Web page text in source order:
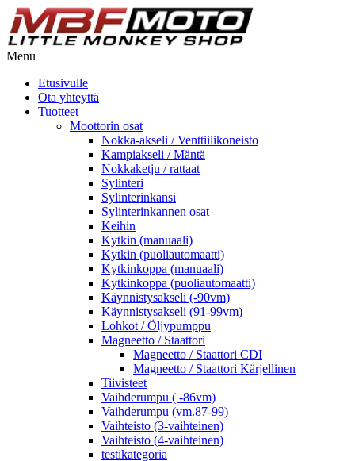
Menu
Etusivulle
Ota yhteyttä
Tuotteet
Moottorin osat
Nokka-akseli / Venttiilikoneisto
Kampiakseli / Mäntä
Nokkaketju / rattaat
Sylinteri
Sylinterinkansi
Sylinterinkannen osat
Keihin
Kytkin (manuaali)
Kytkin (puoliautomaatti)
Kytkinkoppa (manuaali)
Kytkinkoppa (puoliautomaatti)
Käynnistysakseli (-90vm)
Käynnistysakseli (91-99vm)
Lohkot / Öljypumppu
Magneetto / Staattori
Magneetto / Staattori CDI
Magneetto / Staattori Kärjellinen
Tiivisteet
Vaihderumpu ( -86vm)
Vaihderumpu (vm.87-99)
Vaihteisto (3-vaihteinen)
Vaihteisto (4-vaihteinen)
testikategoria